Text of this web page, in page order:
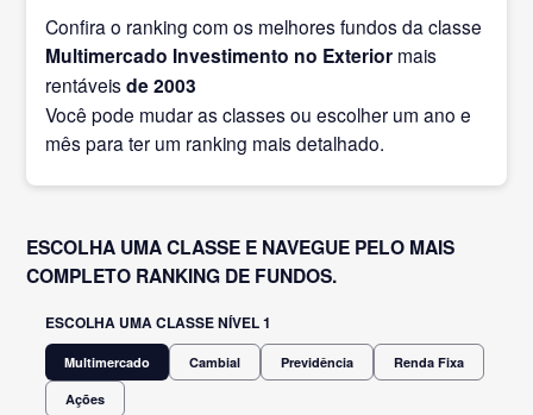
Confira o ranking com os melhores fundos da classe
Multimercado Investimento no Exterior mais
rentáveisde 2003
Você pode mudar as classes ou escolher um ano e
mês para ter um ranking mais detalhado.
ESCOLHA UMA CLASSE E NAVEGUE PELO MAIS
COMPLETO RANKING DE FUNDOS.
ESCOLHA UMA CLASSE NÍVEL 1
Multimercado Cambial Previdência Renda Fixa
Ações